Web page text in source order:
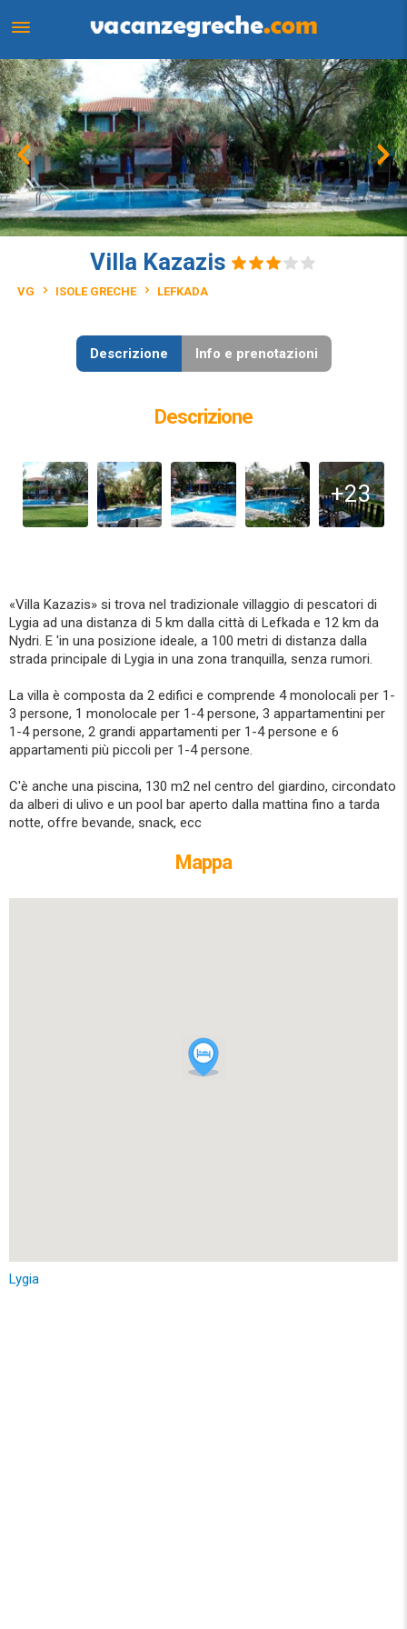
Villa Kazazis
VG ISOLE GRECHE LEFKADA
Descrizione Info e prenotazioni
Descrizione
+23
«Villa Kazazis» si trova nel tradizionale villaggio di pescatori di
Lygia ad una distanza di 5 km dalla città di Lefkada e 12 km da
Nydri. E 'in una posizione ideale, a 100 metri di distanza dalla
strada principale di Lygia in una zona tranquilla, senza rumori.
La villa è composta da 2 edifici e comprende 4 monolocali per 1-
3 persone, 1 monolocale per 1-4 persone, 3 appartamentini per
1-4 persone, 2 grandi appartamenti per 1-4 persone e 6
appartamenti più piccoli per 1-4 persone.
C'è anche una piscina, 130 m2 nel centro del giardino, circondato
da alberi di ulivo e un pool bar aperto dalla mattina fino a tarda
notte, offre bevande, snack, ecc
Mappa
Lygia